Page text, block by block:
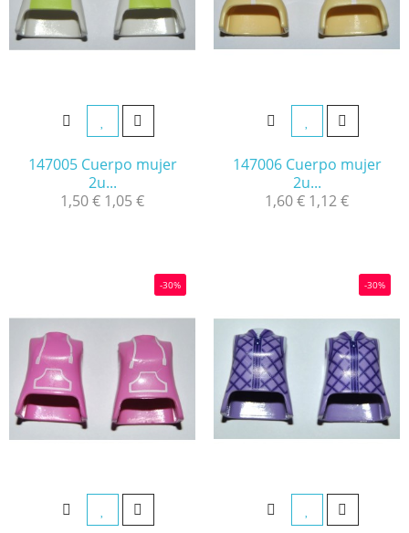
147005 Cuerpo mujer
2u...
1,50 € 1,05 €
147006 Cuerpo mujer
2u...
1,60 € 1,12 €
-30% -30%